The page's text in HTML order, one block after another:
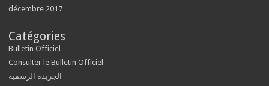
décembre 2017
Catégories
Bulletin Officiel
Consulter le Bulletin Officiel
الجريدة الرسمية